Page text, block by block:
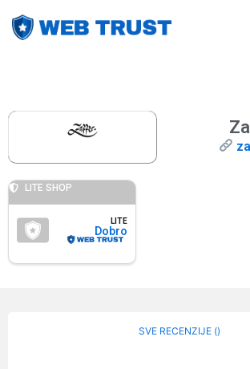
LITE SHOP
LITE
Dobro
SVE RECENZIJE ()